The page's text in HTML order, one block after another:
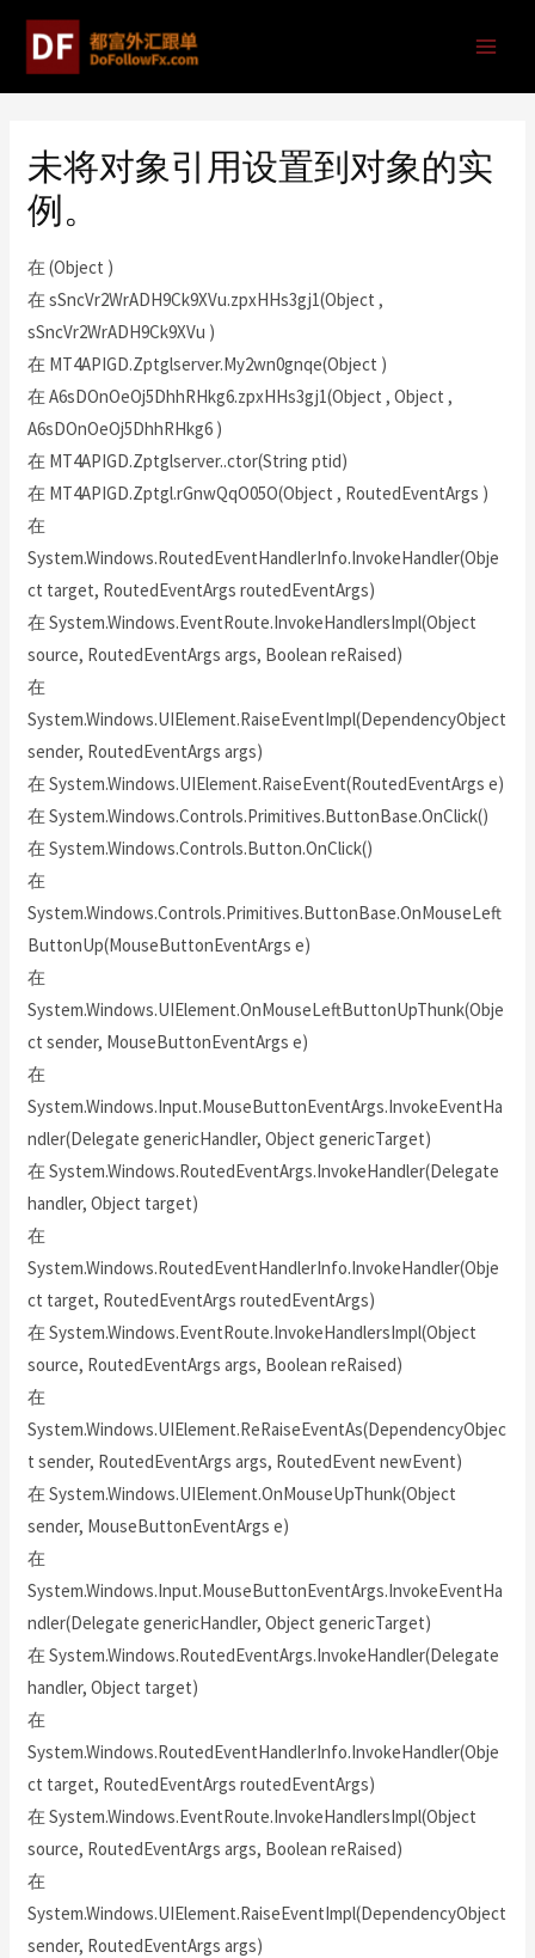
未将对象引用设置到对象的实
例。
在 (Object )
在 sSncVr2WrADH9Ck9XVu.zpxHHs3gj1(Object ,
sSncVr2WrADH9Ck9XVu )
在 MT4APIGD.Zptglserver.My2wn0gnqe(Object )
在 A6sDOnOeOj5DhhRHkg6.zpxHHs3gj1(Object , Object ,
A6sDOnOeOj5DhhRHkg6 )
在 MT4APIGD.Zptglserver..ctor(String ptid)
在 MT4APIGD.Zptgl.rGnwQqO05O(Object , RoutedEventArgs )
在
System.Windows.RoutedEventHandlerInfo.InvokeHandler(Obje
ct target, RoutedEventArgs routedEventArgs)
在 System.Windows.EventRoute.InvokeHandlersImpl(Object
source, RoutedEventArgs args, Boolean reRaised)
在
System.Windows.UIElement.RaiseEventImpl(DependencyObject
sender, RoutedEventArgs args)
在 System.Windows.UIElement.RaiseEvent(RoutedEventArgs e)
在 System.Windows.Controls.Primitives.ButtonBase.OnClick()
在 System.Windows.Controls.Button.OnClick()
在
System.Windows.Controls.Primitives.ButtonBase.OnMouseLeft
ButtonUp(MouseButtonEventArgs e)
在
System.Windows.UIElement.OnMouseLeftButtonUpThunk(Obje
ct sender, MouseButtonEventArgs e)
在
System.Windows.Input.MouseButtonEventArgs.InvokeEventHa
ndler(Delegate genericHandler, Object genericTarget)
在 System.Windows.RoutedEventArgs.InvokeHandler(Delegate
handler, Object target)
在
System.Windows.RoutedEventHandlerInfo.InvokeHandler(Obje
ct target, RoutedEventArgs routedEventArgs)
在 System.Windows.EventRoute.InvokeHandlersImpl(Object
source, RoutedEventArgs args, Boolean reRaised)
在
System.Windows.UIElement.ReRaiseEventAs(DependencyObjec
t sender, RoutedEventArgs args, RoutedEvent newEvent)
在 System.Windows.UIElement.OnMouseUpThunk(Object
sender, MouseButtonEventArgs e)
在
System.Windows.Input.MouseButtonEventArgs.InvokeEventHa
ndler(Delegate genericHandler, Object genericTarget)
在 System.Windows.RoutedEventArgs.InvokeHandler(Delegate
handler, Object target)
在
System.Windows.RoutedEventHandlerInfo.InvokeHandler(Obje
ct target, RoutedEventArgs routedEventArgs)
在 System.Windows.EventRoute.InvokeHandlersImpl(Object
source, RoutedEventArgs args, Boolean reRaised)
在
System.Windows.UIElement.RaiseEventImpl(DependencyObject
sender, RoutedEventArgs args)